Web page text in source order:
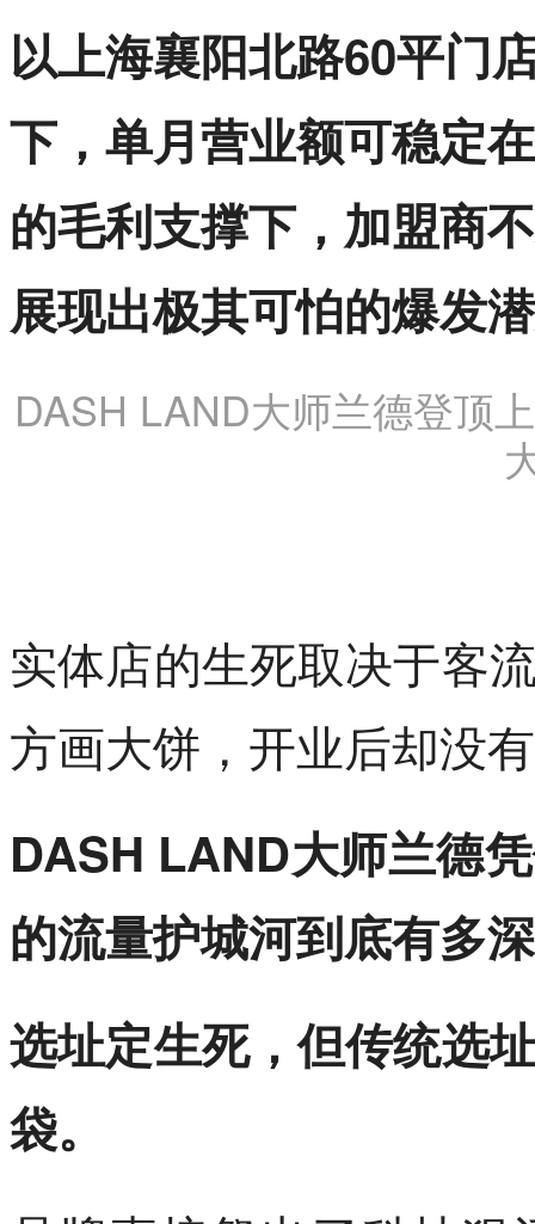
以上海襄阳北路60平门
下，单月营业额可稳定
的毛利支撑下，加盟商
展现出极其可怕的爆发
DASH LAND大师兰德登顶
实体店的生死取决于客
方画大饼，开业后却没
DASH LAND大师兰德
的流量护城河到底有多
选址定生死，但传统选
袋。